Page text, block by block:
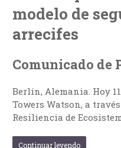
modelo de
arrecifes
Comunicado de
Berlín, Alemania. Hoy
Towers Watson, a
Resiliencia de
Continuar leyendo